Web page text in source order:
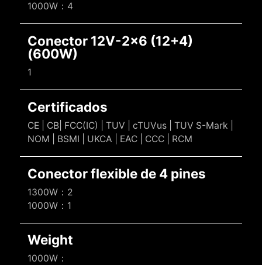
1000W：4
Conector 12V-2x6 (12+4)
(600W)
1
Certificados
CE | CB| FCC(IC) | TUV | cTUVus | TUV S-Mark |
NOM | BSMI | UKCA | EAC | CCC | RCM
Conector flexible de 4 pines
1300W：2
1000W：1
Weight
1000W：